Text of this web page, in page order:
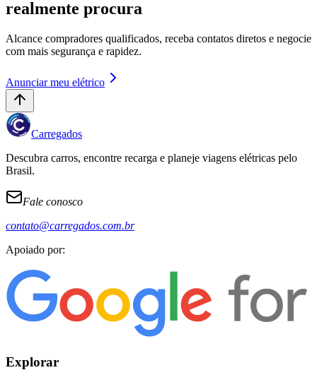
realmente procura
Alcance compradores qualificados, receba contatos diretos e negocie
com mais segurança e rapidez.
Anunciar meu elétrico
Carregados
Descubra carros, encontre recarga e planeje viagens elétricas pelo
Brasil.
Fale conosco
contato@carregados.com.br
Apoiado por:
Explorar